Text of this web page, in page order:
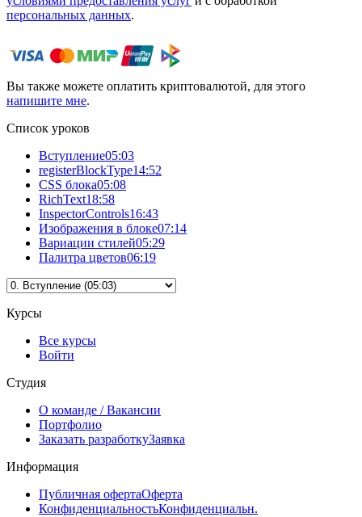
персональных данных.
Вы также можете оплатить криптовалютой, для этого
напишите мне.
Список уроков
Вступление05:03
registerBlockType14:52
CSS блока05:08
RichText18:58
InspectorControls16:43
Изображения в блоке07:14
Вариации стилей05:29
Палитра цветов06:19
Курсы
Все курсы
Войти
Студия
О команде / Вакансии
Портфолио
Заказать разработкуЗаявка
Информация
Публичная офертаОферта
КонфиденциальностьКонфиденциальн.